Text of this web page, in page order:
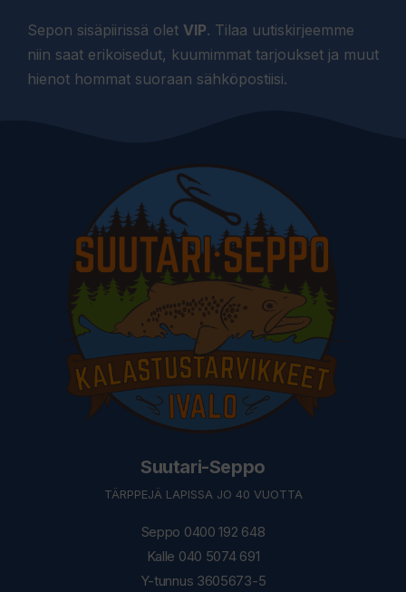
Sepon sisäpiirissä olet VIP. Tilaa uutiskirjeemme
niin saat erikoisedut, kuumimmat tarjoukset ja muut
hienot hommat suoraan sähköpostiisi.
Suutari-Seppo
TÄRPPEJÄ LAPISSA JO 40 VUOTTA
Seppo 0400 192 648
Kalle 040 5074 691
Y-tunnus 3605673-5